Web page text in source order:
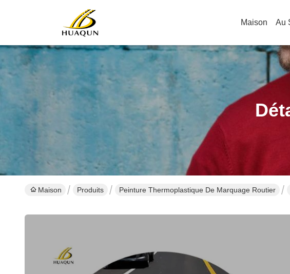
Maison Au
Maison Produits Peinture Thermoplastique De Marquage Routier